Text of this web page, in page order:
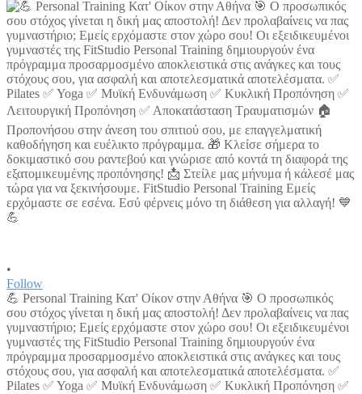
•
Follow
💪 Personal Training Κατ' Οίκον στην Αθήνα 🎯 Ο προσωπικός
σου στόχος γίνεται η δική μας αποστολή! Δεν προλαβαίνεις να πας
γυμναστήριο; Εμείς ερχόμαστε στον χώρο σου! Οι εξειδικευμένοι
γυμναστές της FitStudio Personal Training δημιουργούν ένα
πρόγραμμα προσαρμοσμένο αποκλειστικά στις ανάγκες και τους
στόχους σου, για ασφαλή και αποτελεσματικά αποτελέσματα. ✅
Pilates ✅ Yoga ✅ Μυϊκή Ενδυνάμωση ✅ Κυκλική Προπόνηση ✅